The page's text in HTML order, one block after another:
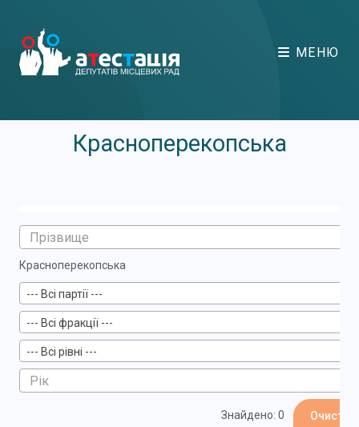
МЕНЮ
Красноперекопська
Красноперекопська
--- Всі партії ---
--- Всі фракції ---
--- Всі рівні ---
Знайдено: 0